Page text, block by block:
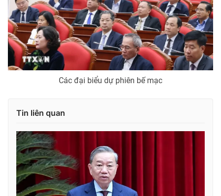
Các đại biểu dự phiên bế mạc
Tin liên quan